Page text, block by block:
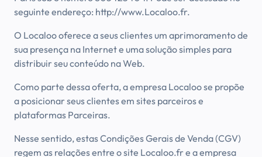
seguinte endereço: http://www.Localoo.fr.
O Localoo oferece a seus clientes um aprimoramento de
sua presença na Internet e uma solução simples para
distribuir seu conteúdo na Web.
Como parte dessa oferta, a empresa Localoo se propõe
a posicionar seus clientes em sites parceiros e
plataformas Parceiras.
Nesse sentido, estas Condições Gerais de Venda (CGV)
regem as relações entre o site Localoo.fr e a empresa